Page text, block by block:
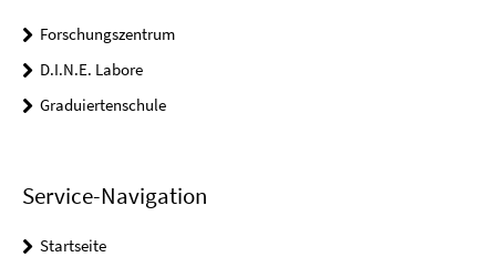
Forschungszentrum
D.I.N.E. Labore
Graduiertenschule
Service-Navigation
Startseite